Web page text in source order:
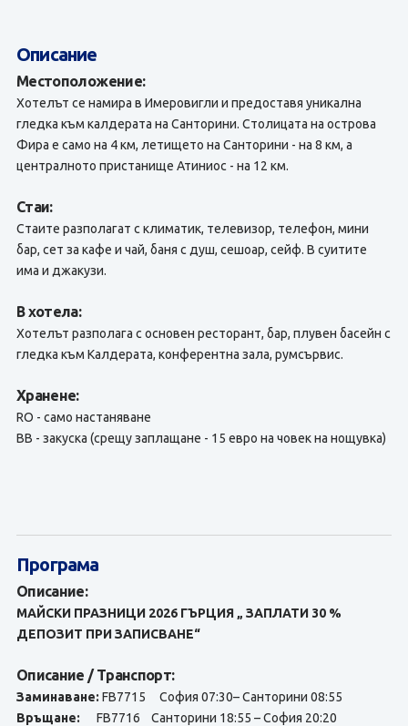
Описание
Местоположение:
Хотелът се намира в Имеровигли и предоставя уникална
гледка към калдерата на Санторини. Столицата на острова
Фира е само на 4 км, летището на Санторини - на 8 км, a
централното пристанище Атиниос - на 12 км.
Стаи:
Стаите разполагат с климатик, телевизор, телефон, мини
бар, сет за кафе и чай, баня с душ, сешоар, сейф. В суитите
има и джакузи.
В хотела:
Хотелът разполага с основен ресторант, бар, плувен басейн с
гледка към Калдерата, конферентна зала, румсървис.
Хранене:
RO - само настаняване
BB - закуска (срещу заплащане - 15 евро на човек на нощувка)
Програма
Описание:
МАЙСКИ ПРАЗНИЦИ 2026 ГЪРЦИЯ „ ЗАПЛАТИ 30 %
ДЕПОЗИТ ПРИ ЗАПИСВАНЕ“
Описание / Транспорт:
Заминаване: FB7715 София 07:30– Санторини 08:55
Връщане: FB7716 Санторини 18:55 – София 20:20